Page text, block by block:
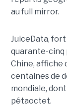
au full mirror.
JuiceData,
quarante-cinq
Chine, affiche
centaines de
mondiale,
pétaoctet.